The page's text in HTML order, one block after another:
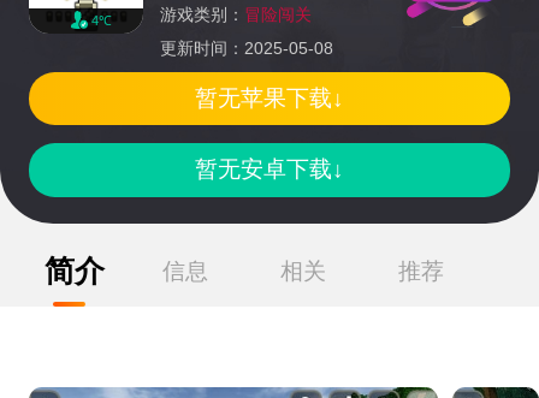
4℃ 游戏类别： 冒险闯关
更新时间：2025-05-08
暂无安卓下载↓
暂无苹果下载↓
简介 信息 相关 推荐